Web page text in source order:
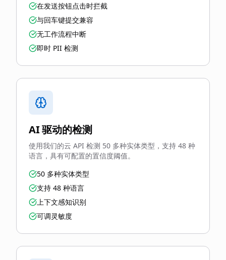
在发送按钮点击时拦截
与回车键提交兼容
无工作流程中断
即时 PII 检测
AI 驱动的检测
使用我们的云 API 检测 50 多种实体类型，支持 48 种
语言，具有可配置的置信度阈值。
50 多种实体类型
支持 48 种语言
上下文感知识别
可调灵敏度